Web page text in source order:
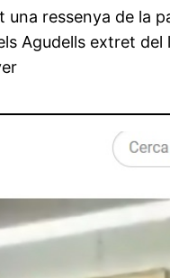
una ressenya de la
Agudells extret